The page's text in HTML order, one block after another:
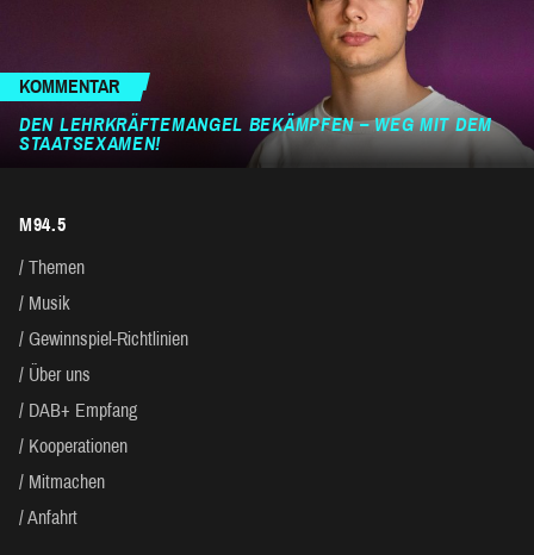
KOMMENTAR
DEN LEHRKRÄFTEMANGEL BEKÄMPFEN – WEG MIT DEM
STAATSEXAMEN!
M94.5
Themen
Musik
Gewinnspiel-Richtlinien
Über uns
DAB+ Empfang
Kooperationen
Mitmachen
Anfahrt